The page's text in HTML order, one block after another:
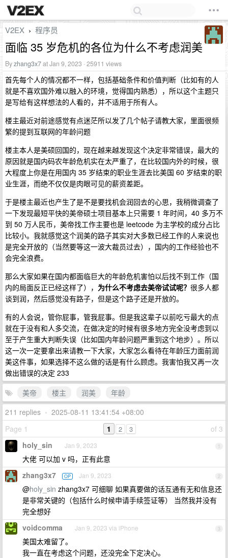
V2EX › 程序员
面临 35 岁危机的各位为什么不考虑润美
Byzhang3x7at Jan 9, 2023 · 25911 views
首先每个人的情况都不一样，包括基础条件和价值判断（比如有的人
就是不喜欢国外难以融入的环境，觉得国内熟悉），所以这个主题只
是写给有这样想法的人看的，并不适用于所有人。
楼主最近对前途感觉有点迷茫所以发了几个帖子请教大家，里面很频
繁的提到互联网的年龄问题
楼主本人是美硕回国的，现在越来越发现这个决定非常错误，最大的
原因就是国内码农年龄危机实在太严重了，在比较国内外的时候，很
大程度上你是在用国内 35 岁结束的职业生涯去比美国 60 岁结束的职
业生涯，而绝不仅仅是肉眼可见的薪资差距。
于是楼主最近也产生了是不是要找机会润回去的心思，我稍微调查了
一下发现最短平快的美帝硕士项目基本上只需要 1 年时间，40 多万不
到 50 万人民币，美帝找工作主要也是 leetcode 为主学校的成分占比
比较小。我就感觉这个润美的路子其实对大多数已经工作的人来说也
是完全开放的（当然要等这一波大裁员过去），国内的工作经验也不
会完全浪费。
那么大家如果在国内都面临巨大的年龄危机害怕以后找不到工作（国
内的局面反正已经这样了）， 为什么不考虑去美帝试试呢？ 很多人都
谈到润，然后感觉没有路子，但是这个路子还是开放的。
有的人会说，管你屁事，管我屁事。但是我这辈子以前吃亏最大的点
就在于没有和人多交流，在做决定的时候有很多地方完全没考虑到以
至于产生重大判断失误（比如国内年龄问题严重到这个地步）。所以
这一次一定要拿出来请教一下大家，大家怎么看待在年龄压力面前润
美这件事，如果选择不这么做的话是有什么顾虑。我害怕我又再一次
做出错误的决定 233
美帝
楼主 润美
年龄
211 replies • 2025-08-11 13:41:54 +08:00
Page 1
of 3
1 2 3
1
holy_sin Jan 9, 2023
大佬 可以加 v 吗，正有此意
2
zhang3x7 OP Jan 9, 2023
@holy_sin zhang3x7 可细聊 如果真要做的话互通有无和信息还
是非常关键的（包括什么时候申请手续签证等） 当然我并没有
完全想好
3
voidcomma Jan 9, 2023 via iPhone
美国太难留了。
我一直在考虑这个问题，还没完全下定决心。